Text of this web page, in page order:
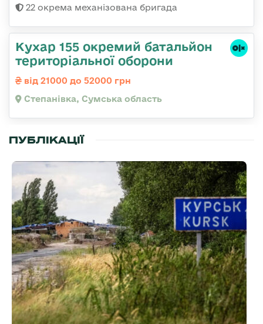
22 окрема механізована бригада
Кухар 155 окремий батальйон
територіальної оборони
від 21000 до 52000 грн
Степанівка, Сумська область
ПУБЛІКАЦІЇ